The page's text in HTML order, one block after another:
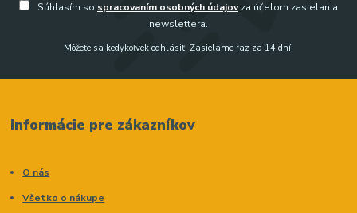
Súhlasím so spracovaním osobných údajovza účelom zasielania
newslettera.
Môžete sa kedykoľvek odhlásiť. Zasielame raz za 14 dní.
Informácie pre zákazníkov
O nás
Všetko o nákupe